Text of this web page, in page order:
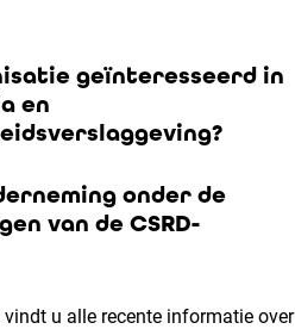
geïnteresseerd in
en
onder de
van de CSRD-
vindt u alle recente informatie over